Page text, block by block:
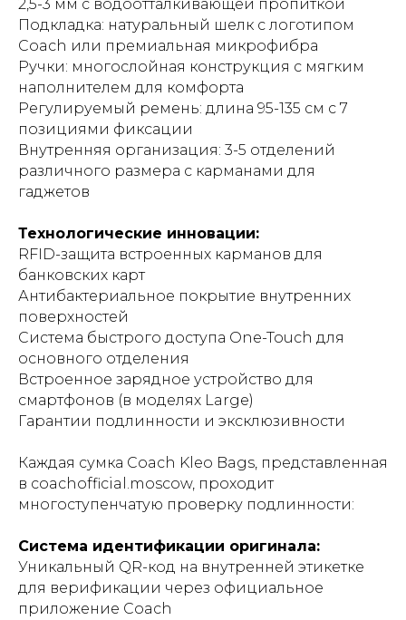
2,5-3 мм с водоотталкивающей пропиткой
Подкладка: натуральный шелк с логотипом
Coach или премиальная микрофибра
Ручки: многослойная конструкция с мягким
наполнителем для комфорта
Регулируемый ремень: длина 95-135 см с 7
позициями фиксации
Внутренняя организация: 3-5 отделений
различного размера с карманами для
гаджетов
Технологические инновации:
RFID-защита встроенных карманов для
банковских карт
Антибактериальное покрытие внутренних
поверхностей
Система быстрого доступа One-Touch для
основного отделения
Встроенное зарядное устройство для
смартфонов (в моделях Large)
Гарантии подлинности и эксклюзивности
Каждая сумка Coach Kleo Bags, представленная
в coachofficial.moscow, проходит
многоступенчатую проверку подлинности:
Система идентификации оригинала:
Уникальный QR-код на внутренней этикетке
для верификации через официальное
приложение Coach